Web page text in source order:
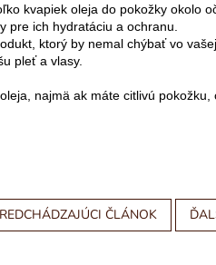
kvapiek oleja do pokožky okolo
pre ich hydratáciu a ochranu.
ktorý by nemal chýbať vo
pleť a vlasy.
najmä ak máte citlivú pokožku,
ČLÁNOK